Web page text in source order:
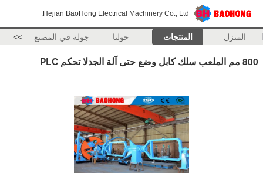
Hejian BaoHong Electrical Machinery Co., Ltd.
المنزل المنتجات حولنا جولة في المصنع >>
800 مم الملعب سلك كابل وضع حتى آلة الجدلا تحكم PLC